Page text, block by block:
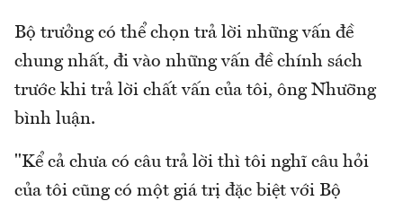
Bộ trưởng có thể chọn trả lời những vấn đề
chung nhất, đi vào những vấn đề chính sách
trước khi trả lời chất vấn của tôi, ông Nhưỡng
bình luận.
"Kể cả chưa có câu trả lời thì tôi nghĩ câu hỏi
của tôi cũng có một giá trị đặc biệt với Bộ